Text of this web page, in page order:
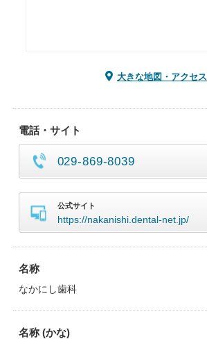
大きな地図・アクセス
電話・サイト
029-869-8039
公式サイト
https://nakanishi.dental-net.jp/
名称
なかにし歯科
名称 (かな)